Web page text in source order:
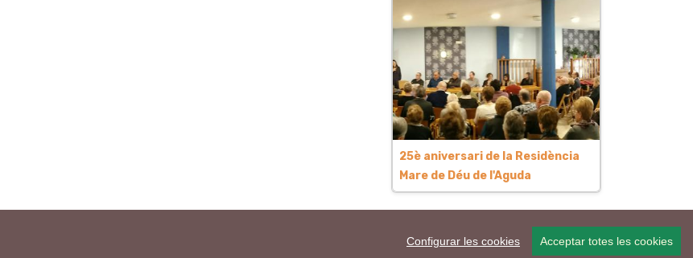
Configurar les cookies Acceptar totes les cookies
25è aniversari de la Residència
Mare de Déu de l'Aguda